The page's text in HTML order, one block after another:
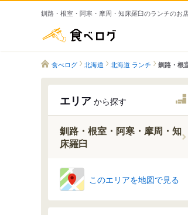
釧路・根室・阿寒・摩周・知床羅臼のランチのお
食べログ 北海道 北海道 ランチ 釧路・根
エリア から探す
釧路・根室・阿寒・摩周・知
床羅臼
このエリアを地図で見る